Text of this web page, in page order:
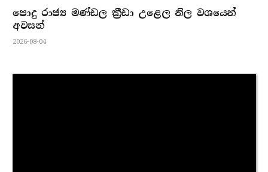
පොදු රාජ්‍ය මණ්ඩල ක්‍රීඩා උළෙල නිල වශයෙන්
අවසන්
2026-08-04